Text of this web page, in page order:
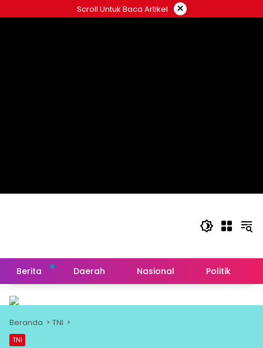
ke
Scroll Untuk Baca Artikel ×
Berita Daerah Nasional Politik
Beranda TNI
TNI